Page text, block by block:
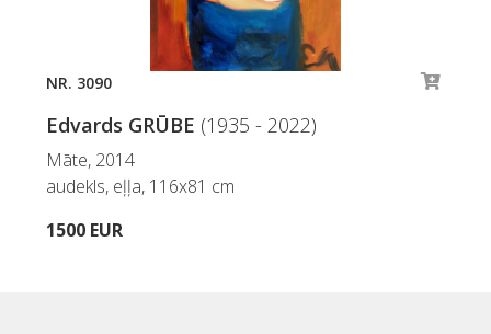
NR. 3090
Edvards GRŪBE (1935 - 2022)
Māte, 2014
audekls, eļļa, 116x81 cm
1500 EUR